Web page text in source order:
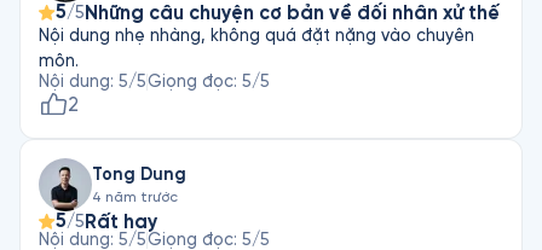
5/5 Những câu chuyện cơ bản về đối nhân xử thế
Nội dung nhẹ nhàng, không quá đặt nặng vào chuyên
môn.
Nội dung: 5/5Giọng đọc: 5/5
2
Tong Dung
4 năm trước
5/5 Rất hay
Nội dung: 5/5Giọng đọc: 5/5